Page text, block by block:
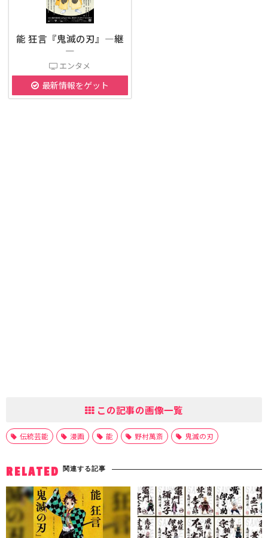
能 狂言『鬼滅の刃』―継
―
エンタメ
最新情報をゲット
この記事の画像一覧
伝統芸能 漫画 能 野村萬斎 鬼滅の刃
RELATED 関連する記事